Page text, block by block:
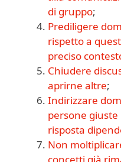
di gruppo;
Prediligere
rispetto a
preciso
Chiudere
aprirne altre;
Indirizzare
persone
risposta
Non
concetti già